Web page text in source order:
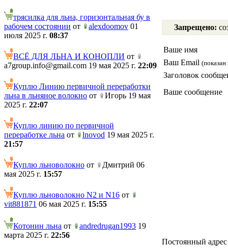
трясилка для льна, горизонтальная бу в
рабочем состоянии от alexdoomov 01
июля 2025 г. 08:37
ВСЁ ДЛЯ ЛЬНА И КОНОПЛИ от
a7group.info@gmail.com 19 мая 2025 г. 22:09
Куплю Линию первичной переработки
льна в льняное волокно от
Игорь 19 мая
2025 г. 22:07
Куплю линию по первичной
переработке льна от lnovod 19 мая 2025 г.
21:57
Куплю льноволокно от
Дмитрий 06
мая 2025 г. 15:57
Куплю льноволокно N2 и N16 от
vit881871 06 мая 2025 г. 15:55
Котонин льна от andredrugan1993 19
марта 2025 г. 22:56
Запрещено:
Ваше имя
Ваш Email (показан
Заголовок
Ваше сообщение
Постоянный